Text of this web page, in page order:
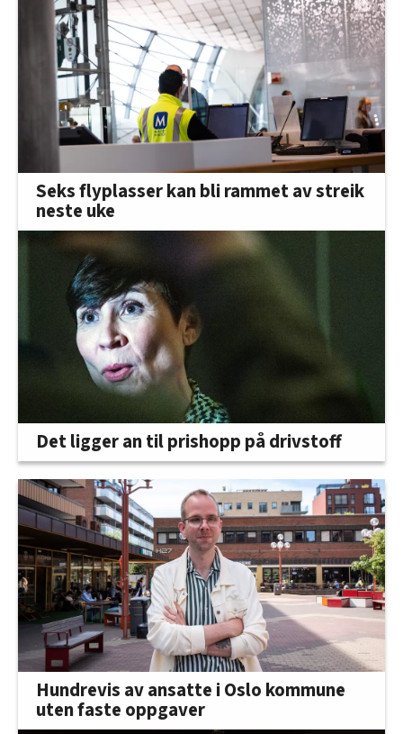
Seks flyplasser kan bli rammet av streik
neste uke
Det ligger an til prishopp på drivstoff
Hundrevis av ansatte i Oslo kommune
uten faste oppgaver